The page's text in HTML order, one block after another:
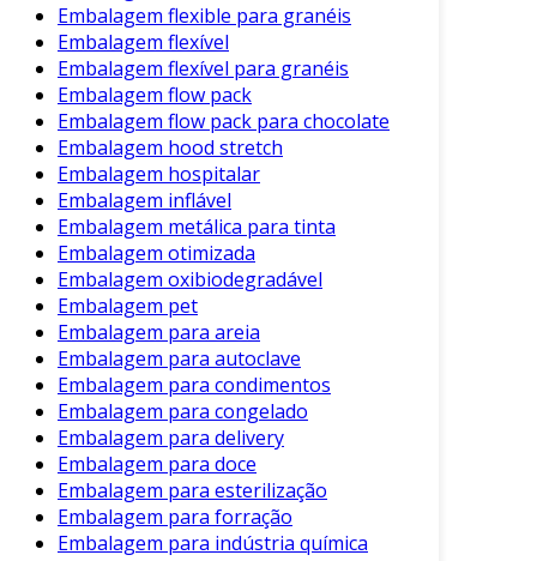
promocionais.
Treinamentos Internos:
usar mockups para entender processos
de manuseio e armazenamento.
Além disso, o uso de mockups na fase de
desenvolvimento ajuda a alavancar o sucesso
do produto. Portanto, quanto mais próximos os
mockups estiverem da realidade, melhores são
as decisões tomadas.
Tipos de Mockups
Existem diferentes tipos de mockups que
podem ser utilizados para embalagens. Entre
os principais, estão:
Mockups Digitais:Criados em softwares
como Adobe Photoshop ou Illustrator,
são ideais para apresentações e
propostas.
Embalagem flexible para granéis
Embalagem flexível
Embalagem flexível para granéis
Embalagem flow pack
Embalagem flow pack para chocolate
Embalagem hood stretch
Embalagem hospitalar
Embalagem inflável
Embalagem metálica para tinta
Embalagem otimizada
Embalagem oxibiodegradável
Embalagem pet
Embalagem para areia
Embalagem para autoclave
Embalagem para condimentos
Embalagem para congelado
Embalagem para delivery
Embalagem para doce
Embalagem para esterilização
Embalagem para forração
Embalagem para indústria química